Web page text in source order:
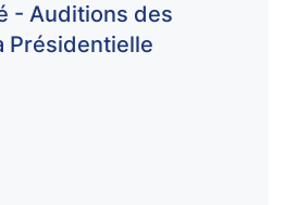
- Auditions des
Présidentielle